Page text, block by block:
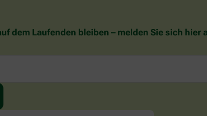
dem Laufenden bleiben – melden Sie sich hier